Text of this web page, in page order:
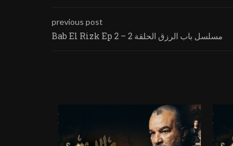
previous post
Bab El Rizk Ep 2 – مسلسل باب الرزق الحلقة 2